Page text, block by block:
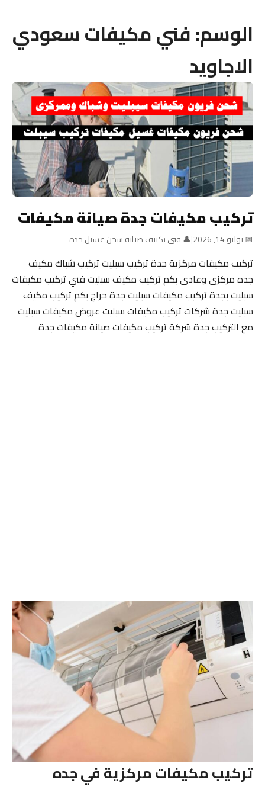
الوسم:فني مكيفات سعودي
الاجاويد
تركيب مكيفات جدة صيانة مكيفات
📅 يوليو 14, 2026 |👤 فنى تكييف صيانه شحن غسيل جده
تركيب مكيفات مركزية جدة تركيب سبليت تركيب شباك مكيف
جده مركزى وعادى بكم تركيب مكيف سبليت فني تركيب مكيفات
سبليت بجدة تركيب مكيفات سبليت جدة حراج بكم تركيب مكيف
سبليت جدة شركات تركيب مكيفات سبليت عروض مكيفات سبليت
مع التركيب جدة شركة تركيب مكيفات صيانة مكيفات جدة
تركيب مكيفات مركزية في جده